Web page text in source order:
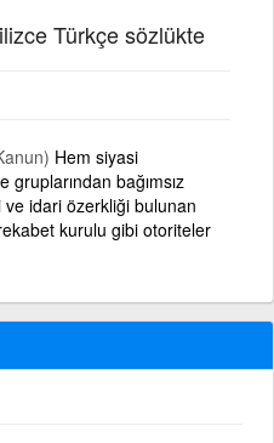
Türkçe sözlükte
Hem siyasi
bağımsız
idari özerkliği bulunan
kurulu gibi otoriteler